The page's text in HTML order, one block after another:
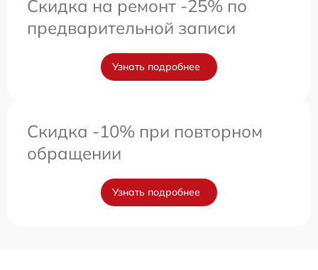
Скидка на ремонт -25% по
предварительной записи
Узнать подробнее
Скидка -10% при повторном
обращении
Узнать подробнее